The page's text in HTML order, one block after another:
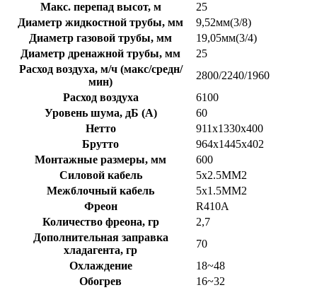
Макс. перепад высот, м
25
Диаметр жидкостной трубы, мм
9,52мм(3/8)
Диаметр газовой трубы, мм
19,05мм(3/4)
Диаметр дренажной трубы, мм
25
Расход воздуха, м/ч (макс/средн/
мин)
2800/2240/1960
Расход воздуха
6100
Уровень шума, дБ (А)
60
Нетто
911x1330x400
Брутто
964x1445x402
Монтажные размеры, мм
600
Силовой кабель
5x2.5MM2
Межблочный кабель
5x1.5MM2
Фреон
R410A
Количество фреона, гр
2,7
Дополнительная заправка
хладагента, гр
70
Охлаждение
18~48
Обогрев
16~32